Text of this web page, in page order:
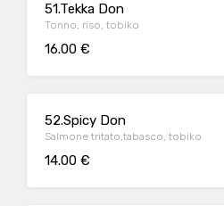
51.Tekka Don
Tonno, riso, tobiko
16.00 €
52.Spicy Don
Salmone tritato,tabasco, tobiko
14.00 €